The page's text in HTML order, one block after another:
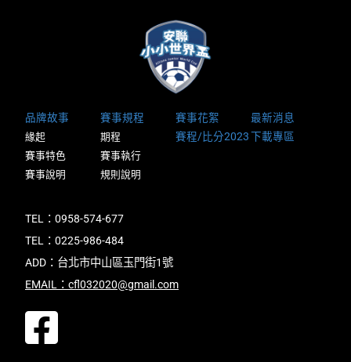
品牌故事
緣起
賽事特色
賽事說明
賽事規程
期程
賽事執行
規則說明
賽事花絮
最新消息
賽程/比分2023下載專區
TEL：0958-574-677
TEL：0225-986-484
ADD：台北市中山區玉門街1號
EMAIL：cfl032020@gmail.com